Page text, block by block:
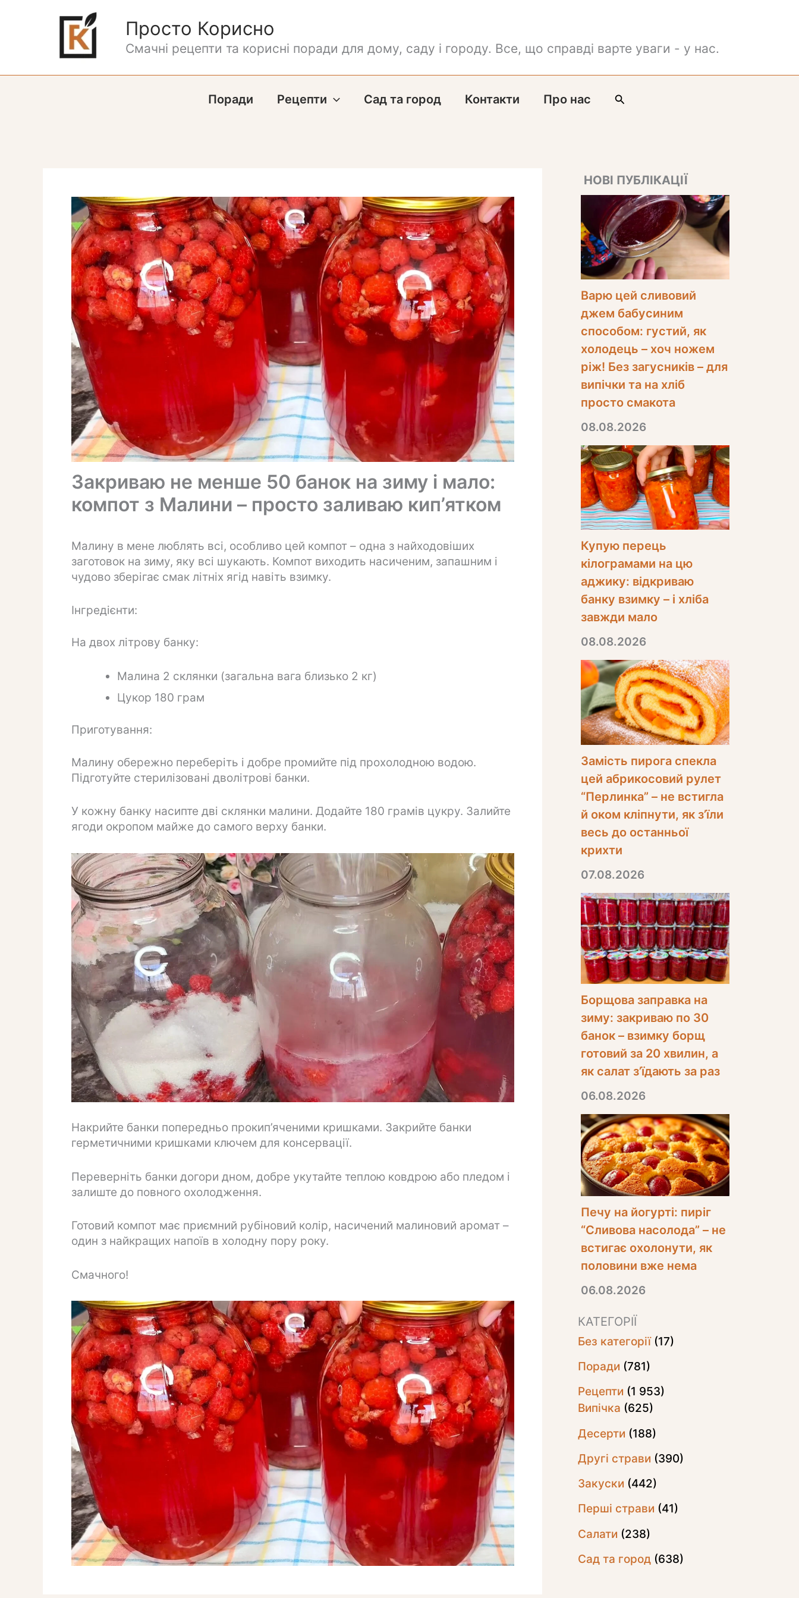
Просто Корисно
Смачні рецепти та корисні поради для дому, саду і городу. Все, що справді варте уваги - у нас.
Поради Рецепти Сад та город Контакти Про нас Пошук
Закриваю не менше 50 банок на зиму і мало:
компот з Малини – просто заливаю кип’ятком
Малину в мене люблять всі, особливо цей компот – одна з найходовіших
заготовок на зиму, яку всі шукають. Компот виходить насиченим, запашним і
чудово зберігає смак літніх ягід навіть взимку.
Інгредієнти:
На двох літрову банку:
Малина 2 склянки (загальна вага близько 2 кг)
Цукор 180 грам
Приготування:
Малину обережно переберіть і добре промийте під прохолодною водою.
Підготуйте стерилізовані дволітрові банки.
У кожну банку насипте дві склянки малини. Додайте 180 грамів цукру. Залийте
ягоди окропом майже до самого верху банки.
Накрийте банки попередньо прокип’яченими кришками. Закрийте банки
герметичними кришками ключем для консервації.
Переверніть банки догори дном, добре укутайте теплою ковдрою або пледом і
залиште до повного охолодження.
Готовий компот має приємний рубіновий колір, насичений малиновий аромат –
один з найкращих напоїв в холодну пору року.
Смачного!
НОВІ ПУБЛІКАЦІЇ
Варю цей сливовий
джем бабусиним
способом: густий, як
холодець – хоч ножем
ріж! Без загусників – для
випічки та на хліб
просто смакота
08.08.2026
Купую перець
кілограмами на цю
аджику: відкриваю
банку взимку – і хліба
завжди мало
08.08.2026
Замість пирога спекла
цей абрикосовий рулет
“Перлинка” – не встигла
й оком кліпнути, як з’їли
весь до останньої
крихти
07.08.2026
Борщова заправка на
зиму: закриваю по 30
банок – взимку борщ
готовий за 20 хвилин, а
як салат з’їдають за раз
06.08.2026
Печу на йогурті: пиріг
“Сливова насолода” – не
встигає охолонути, як
половини вже нема
06.08.2026
КАТЕГОРІЇ
Без категорії(17)
Поради (781)
Рецепти (1 953)
Випічка (625)
Десерти (188)
Другі страви (390)
Закуски (442)
Перші страви (41)
Салати (238)
Сад та город (638)